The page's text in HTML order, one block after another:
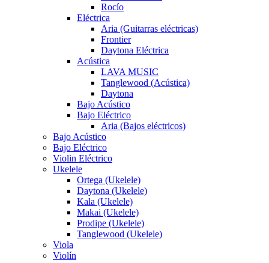
Rocío
Eléctrica
Aria (Guitarras eléctricas)
Frontier
Daytona Eléctrica
Acústica
LAVA MUSIC
Tanglewood (Acústica)
Daytona
Bajo Acústico
Bajo Eléctrico
Aria (Bajos eléctricos)
Bajo Acústico
Bajo Eléctrico
Violin Eléctrico
Ukelele
Ortega (Ukelele)
Daytona (Ukelele)
Kala (Ukelele)
Makai (Ukelele)
Prodipe (Ukelele)
Tanglewood (Ukelele)
Viola
Violín